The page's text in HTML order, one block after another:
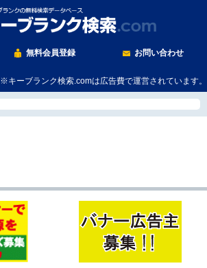
無料会員登録 お問い合わせ
※キーブランク検索.comは広告費で運営されています。